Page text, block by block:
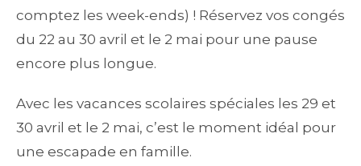
comptez les week-ends) ! Réservez vos congés
du 22 au 30 avril et le 2 mai pour une pause
encore plus longue.
Avec les vacances scolaires spéciales les 29 et
30 avril et le 2 mai, c’est le moment idéal pour
une escapade en famille.